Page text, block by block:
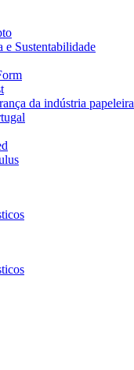
e Sustentabilidade
da indústria papeleira